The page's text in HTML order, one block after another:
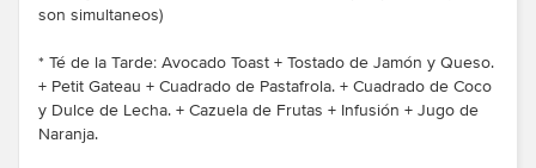
son simultaneos)
* Té de la Tarde: Avocado Toast + Tostado de Jamón y Queso.
+ Petit Gateau + Cuadrado de Pastafrola. + Cuadrado de Coco
y Dulce de Lecha. + Cazuela de Frutas + Infusión + Jugo de
Naranja.